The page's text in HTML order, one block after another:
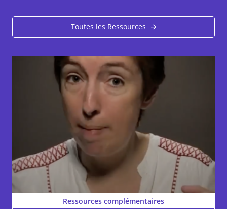
Toutes les Ressources
Ressources complémentaires